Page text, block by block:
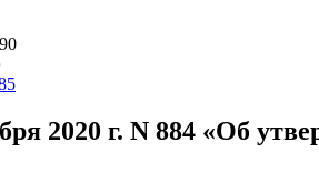
2020 г. N 884 «Об